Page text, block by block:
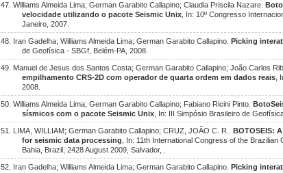
47. Williams Almeida Lima; German Garabito Callapino; Claudia Priscila Nazare.
velocidade utilizando o pacote Seismic Unix , In: 10º Congresso
Janeiro, 2007.
48. Iran Gadelha; Williams Almeida Lima; German Garabito Callapino. Picking
de Geofísica - SBGf, Belém-PA, 2008.
49. Manuel de Jesus dos Santos Costa; German Garabito Callapino; João Carlos
empilhamento CRS-2D com operador de quarta ordem em dados reais ,
2008.
50. Williams Almeida Lima; German Garabito Callapino; Fabiano Ricini Pinto.
sísmicos com o pacote Seismic Unix , In: III Simpósio Brasileiro de
51. LIMA, WILLIAM; German Garabito Callapino; CRUZ, JOÃO C. R.. BOTOSEIS:
for seismic data processing
, In: 11th International Congress of the
Bahia, Brazil, 2428 August 2009, Salvador, .
52. Iran Gadelha; Williams Almeida Lima; German Garabito Callapino. Picking